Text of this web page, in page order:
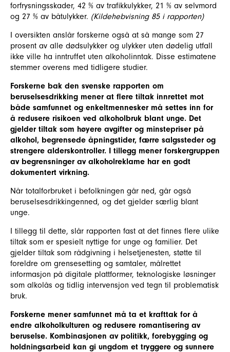
forfrysningsskader, 42 % av trafikkulykker, 21 % av selvmord
og 27 % av båtulykker. (Kildehebvisning 85 i rapporten)
I oversikten anslår forskerne også at så mange som 27
prosent av alle dødsulykker og ulykker uten dødelig utfall
ikke ville ha inntruffet uten alkoholinntak. Disse estimatene
stemmer overens med tidligere studier.
Forskerne bak den svenske rapporten om
beruselsesdrikking mener at flere tiltak innrettet mot
både samfunnet og enkeltmennesker må settes inn for
å redusere risikoen ved alkoholbruk blant unge. Det
gjelder tiltak som høyere avgifter og minstepriser på
alkohol, begrensede åpningstider, færre salgssteder og
strengere alderskontroller. I tillegg mener forskergruppen
av begrensninger av alkoholreklame har en godt
dokumentert virkning.
Når totalforbruket i befolkningen går ned, går også
beruselsesdrikkingenned, og det gjelder særlig blant
unge.
I tillegg til dette, slår rapporten fast at det finnes flere ulike
tiltak som er spesielt nyttige for unge og familier. Det
gjelder tiltak som rådgivning i helsetjenesten, støtte til
foreldre om grensesetting og samtaler, målrettet
informasjon på digitale plattformer, teknologiske løsninger
som alkolås og tidlig intervensjon ved tegn til problematisk
bruk.
Forskerne mener samfunnet må ta et krafttak for å
endre alkoholkulturen og redusere romantisering av
beruselse. Kombinasjonen av politikk, forebygging og
holdningsarbeid kan gi ungdom et tryggere og sunnere